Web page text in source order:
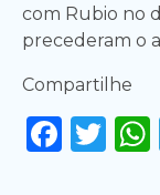
com Rubio no
precederam o
Compartilhe